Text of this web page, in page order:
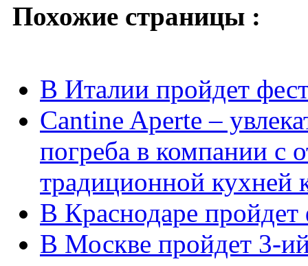
Похожие страницы :
В Италии пройдет
Cantine Aperte –
погреба в компании с
традиционной кухней
В Краснодаре
В Москве пройдет 3-